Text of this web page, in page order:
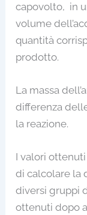
capovolto, in
volume
quantità
prodotto.
La massa
differenza
la reazione.
I valori
di calcolare la
diversi gruppi
ottenuti dopo